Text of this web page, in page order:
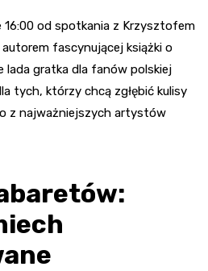
16:00 od spotkania z Krzysztofem
fascynującej książki o
lada gratka dla fanów polskiej
tych, którzy chcą zgłębić kulisy
z najważniejszych artystów